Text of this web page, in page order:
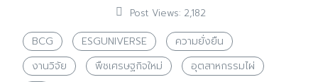
Post Views: 2,182
BCG ESGUNIVERSE
ความยั่งยืน
งานวิจัย
พืชเศรษฐกิจใหม่
อุตสาหกรรมไผ่